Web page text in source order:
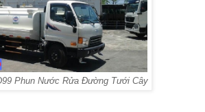
Phun Nước Rửa Đường Tưới Cây